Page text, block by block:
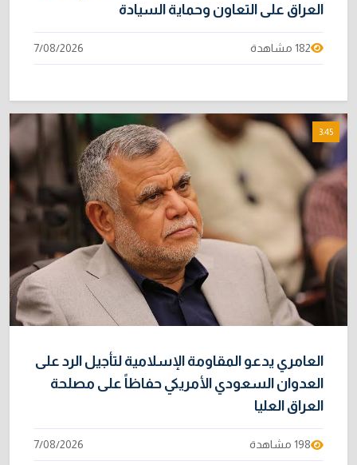
العراق على التعاون وحماية السيادة
182 مشاهدة 7/08/2026
3:45
العامري يدعو المقاومة الإسلامية لتأجيل الرد على
العدوان السعودي الأمريكي حفاظاً على مصلحة
العراق العليا
198 مشاهدة 7/08/2026